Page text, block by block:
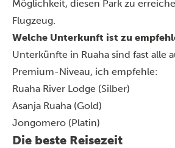
Möglichkeit, diesen Park zu
Flugzeug.
Welche Unterkunft ist zu
Unterkünfte in Ruaha sind fast alle
Premium-Niveau, ich empfehle:
Ruaha River Lodge (Silber)
Asanja Ruaha (Gold)
Jongomero (Platin)
Die beste Reisezeit